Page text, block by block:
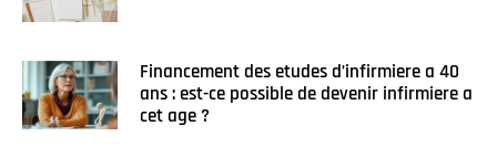
Financement des etudes d’infirmiere a 40
ans : est-ce possible de devenir infirmiere a
cet age ?